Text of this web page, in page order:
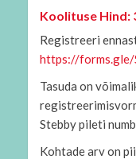
Koolituse Hind:
Registreeri
https://forms.gle/
Tasuda on
Stebby pileti
Kohtade arv on